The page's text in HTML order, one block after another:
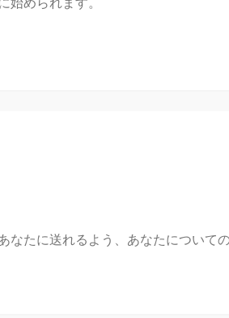
なたに送れるよう、あなたについて